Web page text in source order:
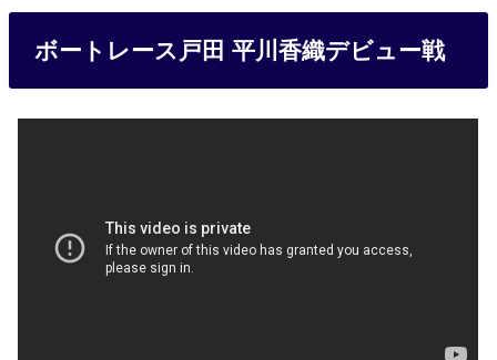
ボートレース戸田 平川香織デビュー戦